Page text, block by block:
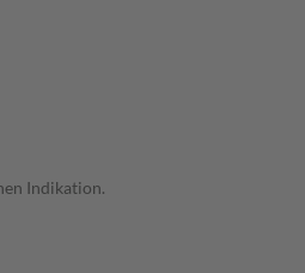
Indikation.